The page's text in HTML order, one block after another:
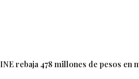
INE rebaja 478 millones de pesos en